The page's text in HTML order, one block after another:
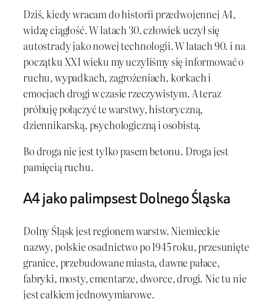
Dziś, kiedy wracam do historii przedwojennej A4,
widzę ciągłość. W latach 30. człowiek uczył się
autostrady jako nowej technologii. W latach 90. i na
początku XXI wieku my uczyliśmy się informować o
ruchu, wypadkach, zagrożeniach, korkach i
emocjach drogi w czasie rzeczywistym. A teraz
próbuję połączyć te warstwy, historyczną,
dziennikarską, psychologiczną i osobistą.
Bo droga nie jest tylko pasem betonu. Droga jest
pamięcią ruchu.
A4 jako palimpsest Dolnego Śląska
Dolny Śląsk jest regionem warstw. Niemieckie
nazwy, polskie osadnictwo po 1945 roku, przesunięte
granice, przebudowane miasta, dawne pałace,
fabryki, mosty, cmentarze, dworce, drogi. Nic tu nie
jest całkiem jednowymiarowe.